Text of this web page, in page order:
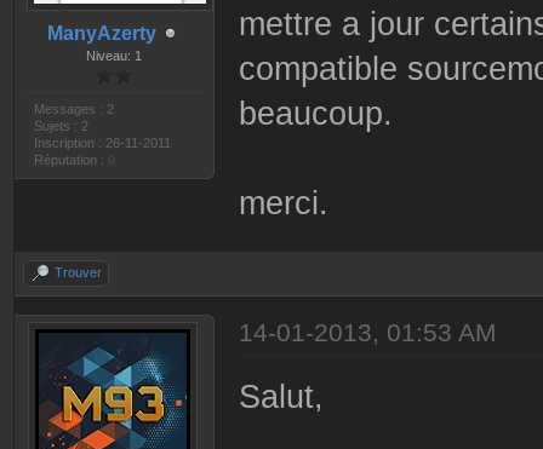
ManyAzerty
Niveau: 1
Messages : 2
Sujets : 2
Inscription : 26-11-2011
Réputation :
mettre a jour
compatible
beaucoup.
merci.
Trouver
14-01-2013, 01:53 AM
Salut,